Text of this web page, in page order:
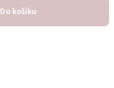
Do košíku